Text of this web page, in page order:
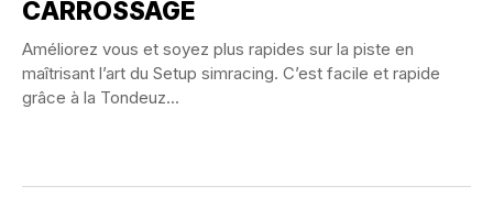
CARROSSAGE
Améliorez vous et soyez plus rapides sur la piste en
maîtrisant l’art du Setup simracing. C’est facile et rapide
grâce à la Tondeuz...